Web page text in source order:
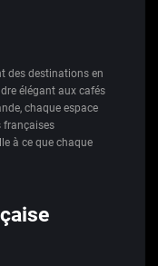
des destinations en
élégant aux cafés
chaque espace
françaises
à ce que chaque